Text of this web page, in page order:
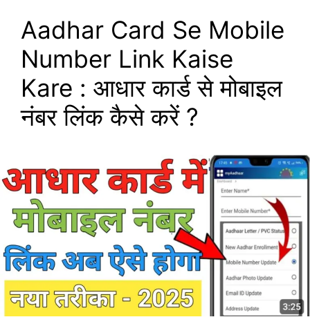
Aadhar Card Se Mobile
Number Link Kaise
Kare : आधार कार्ड से मोबाइल
नंबर लिंक कैसे करें ?